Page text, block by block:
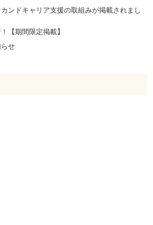
ンドキャリア支援の取組みが掲載されまし
【期間限定掲載】
せ